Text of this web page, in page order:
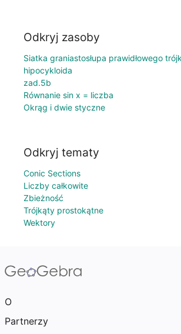
Odkryj zasoby
Siatka graniastosłupa prawidłowego
hipocykloida
zad.5b
Równanie sin x = liczba
Okrąg i dwie styczne
Odkryj tematy
Conic Sections
Liczby całkowite
Zbieżność
Trójkąty prostokątne
Wektory
O
Partnerzy